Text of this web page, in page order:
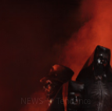
NEWS Tendance